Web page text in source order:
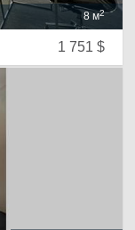
8 м2
1 751 $